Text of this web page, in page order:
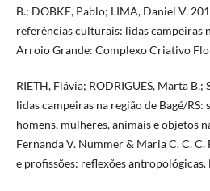
B.; DOBKE, Pablo; LIMA, Daniel V.
referências culturais: lidas campeiras
Arroio Grande: Complexo Criativo
RIETH, Flávia; RODRIGUES, Marta B.;
lidas campeiras na região de Bagé/RS:
homens, mulheres, animais e objetos
Fernanda V. Nummer & Maria C. C.
e profissões: reflexões antropológicas.